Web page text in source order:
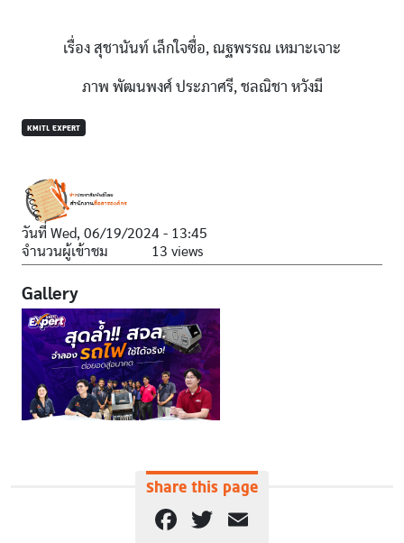
เรื่อง สุชานันท์ เล็กใจซื่อ, ณฐพรรณ เหมาะเจาะ
ภาพ พัฒนพงศ์ ประภาศรี, ชลณิชา หวังมี
KMITL EXPERT
วันที่ Wed, 06/19/2024 - 13:45
จำนวนผู้เข้าชม
13 views
Gallery
Share this page
Facebook
Twitter